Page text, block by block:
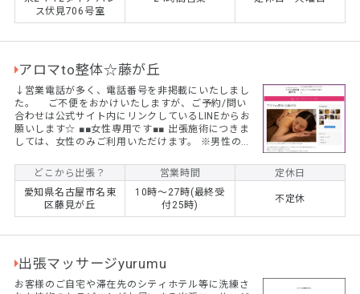
痛、手足のシビレ、不眠症に悩まされていません
か？そんなときはぜひ当院へご依頼ください。 24時
ス伏見706号室
アロマto整体☆藤が丘
↓営業電話が多く、電話番号を非掲載にいたしまし
た。 ご不便をおかけいたしますが、ご予約/問い
合わせは公式サイト内にリンクしているLINEからお
願いします☆ ■■女性専用です■■ 出張施術につきま
しては、女性のみご利用いただけます。 ※男性のお
だきます。 (初回)至福の120分☆アロマリンパマッ
サージ 通常価格￥12,300 ⇒ ¥9,800+交通費
(初回)たっぷり150分☆アロマリンパマッサージ
通常価格￥15,300 ⇒ ¥12,800円+交通費 ※もみ
ほぐし・整体も同価格でご...
どこから出張？ 営業時間
定休日
愛知県名古屋市名東
区藤見が丘
10時～27時(最終受
付25時)
不定休
出張マッサージyurumu
お客様のご自宅や滞在先のシティホテル等に洗練さ